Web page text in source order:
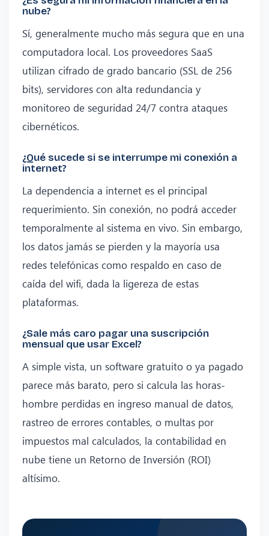
nube?
Sí, generalmente mucho más segura que en una
computadora local. Los proveedores SaaS
utilizan cifrado de grado bancario (SSL de 256
bits), servidores con alta redundancia y
monitoreo de seguridad 24/7 contra ataques
cibernéticos.
¿Qué sucede si se interrumpe mi conexión a
internet?
La dependencia a internet es el principal
requerimiento. Sin conexión, no podrá acceder
temporalmente al sistema en vivo. Sin embargo,
los datos jamás se pierden y la mayoría usa
redes telefónicas como respaldo en caso de
caída del wifi, dada la ligereza de estas
plataformas.
¿Sale más caro pagar una suscripción
mensual que usar Excel?
A simple vista, un software gratuito o ya pagado
parece más barato, pero si calcula las horas-
hombre perdidas en ingreso manual de datos,
rastreo de errores contables, o multas por
impuestos mal calculados, la contabilidad en
nube tiene un Retorno de Inversión (ROI)
altísimo.